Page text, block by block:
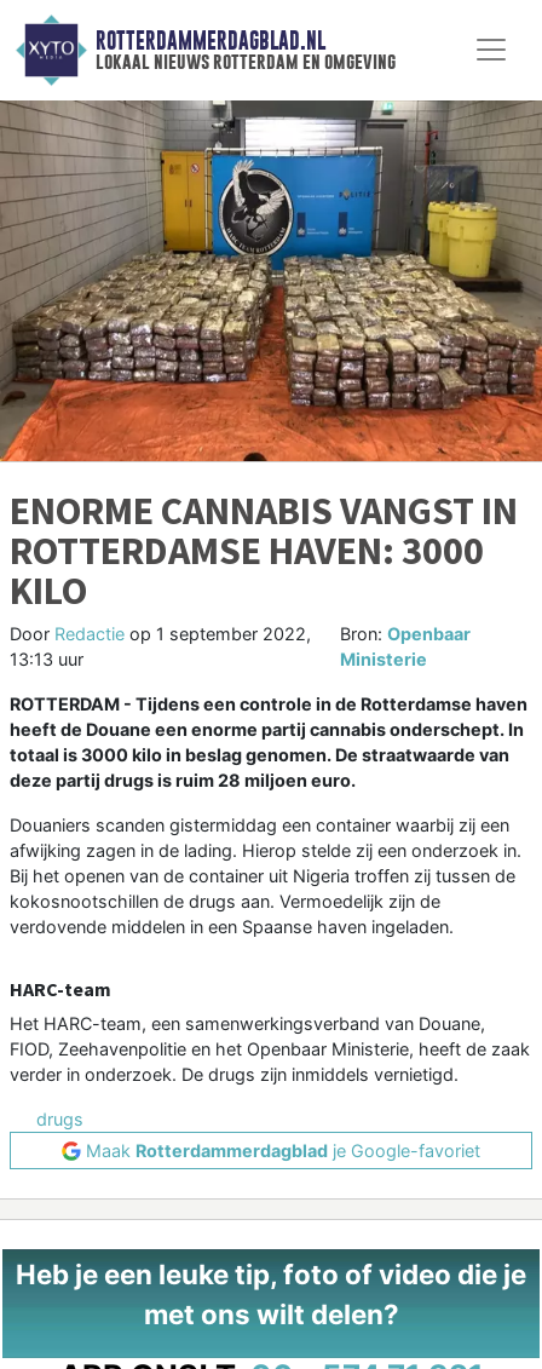
ROTTERDAMMERDAGBLAD.NL
lokaal nieuws rotterdam en omgeving
ENORME CANNABIS VANGST IN
ROTTERDAMSE HAVEN: 3000
KILO
Door Redactie op 1 september 2022,
13:13 uur
Bron: Openbaar
Ministerie
ROTTERDAM - Tijdens een controle in de Rotterdamse haven
heeft de Douane een enorme partij cannabis onderschept. In
totaal is 3000 kilo in beslag genomen. De straatwaarde van
deze partij drugs is ruim 28 miljoen euro.
Douaniers scanden gistermiddag een container waarbij zij een
afwijking zagen in de lading. Hierop stelde zij een onderzoek in.
Bij het openen van de container uit Nigeria troffen zij tussen de
kokosnootschillen de drugs aan. Vermoedelijk zijn de
verdovende middelen in een Spaanse haven ingeladen.
HARC-team
Het HARC-team, een samenwerkingsverband van Douane,
FIOD, Zeehavenpolitie en het Openbaar Ministerie, heeft de zaak
verder in onderzoek. De drugs zijn inmiddels vernietigd.
drugs
Maak Rotterdammerdagblad je Google-favoriet
Heb je een leuke tip, foto of video die je
met ons wilt delen?